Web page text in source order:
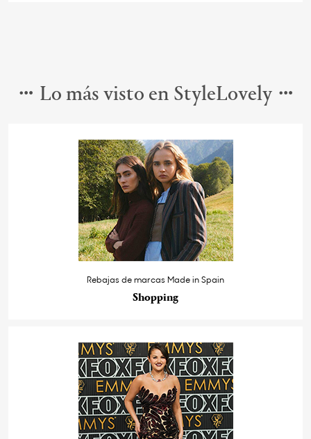
Lo más visto en StyleLovely
Rebajas de marcas Made in Spain
Shopping